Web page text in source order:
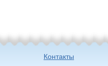
Контакты